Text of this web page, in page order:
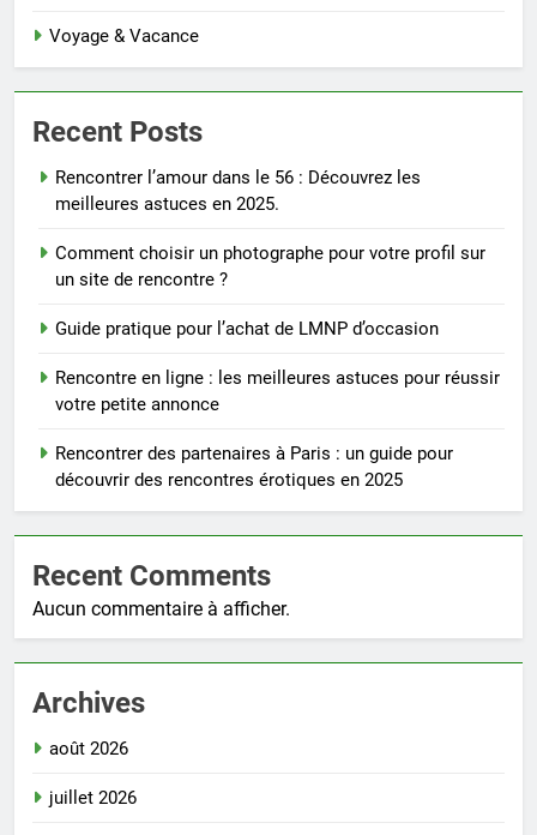
Voyage & Vacance
Recent Posts
Rencontrer l’amour dans le 56 : Découvrez les
meilleures astuces en 2025.
Comment choisir un photographe pour votre profil sur
un site de rencontre ?
Guide pratique pour l’achat de LMNP d’occasion
Rencontre en ligne : les meilleures astuces pour réussir
votre petite annonce
Rencontrer des partenaires à Paris : un guide pour
découvrir des rencontres érotiques en 2025
Recent Comments
Aucun commentaire à afficher.
Archives
août 2026
juillet 2026